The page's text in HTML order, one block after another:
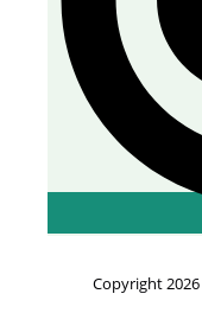
Copyright 2026